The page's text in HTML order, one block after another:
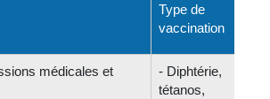
Type de
vaccination
médicales et
- Diphtérie,
tétanos,